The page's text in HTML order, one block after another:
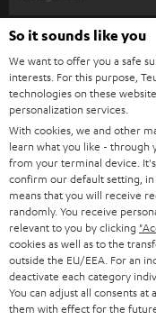
m
e
l
d
u
n
g
HEIMKINO
HEIMKINO-
SOUNDBARS
STEREO
SMART HOME
BLUETOOTH-
KOPFHÖRER
BLUETOOTH-
Unternehmen
SUPPORT
KARRIERE
PRESSE & MARKETING
GESCHÄFTSKUNDEN
PARTNERPROGRAMM
BLOG
Teufel Onlineshops
DEUTSCHLAND
ÖSTERREICH
SCHWEIZ
NIEDERLANDE
So it sounds like you
We want to offer you a safe
interests. For this purpose,
technologies on these
personalization services.
With cookies, we and other
learn what you like - through
from your terminal device.
confirm our default setting, in
means that you will receive
randomly. You receive
relevant to you by clicking
cookies as well as to the
outside the EU/EEA. For an
deactivate each category
You can adjust all consents
them with effect for the